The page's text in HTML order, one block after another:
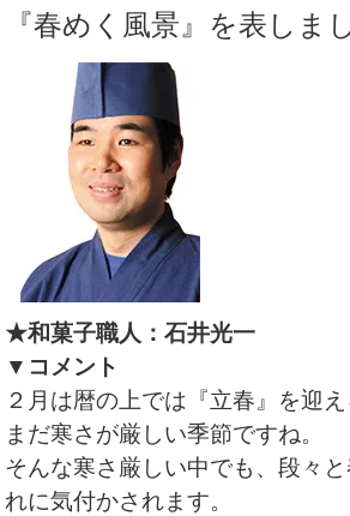
『春めく風景』を表しま
★和菓子職人：石井光一
▼コメント
２月は暦の上では『立春』を迎
まだ寒さが厳しい季節ですね。
そんな寒さ厳しい中でも、段々
れに気付かされます。